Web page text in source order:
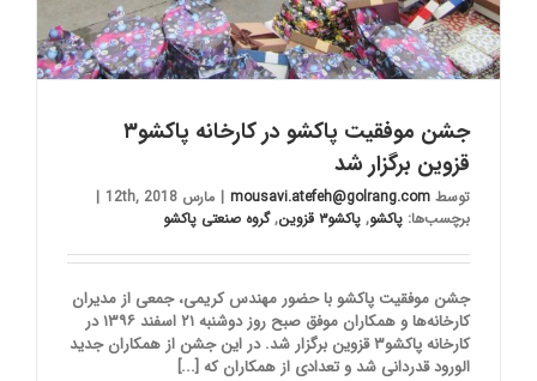
جشن موفقیت پاکشو در کارخانه پاکشو۳
قزوین برگزار شد
توسط mousavi.atefeh@golrang.com
| مارس 12th, 2018
|
برچسب‌ها: پاکشو, پاکشو۳ قزوین ,گروه صنعتی پاکشو
جشن موفقیت پاکشو با حضور مهندس کریمی، جمعی از مدیران
کارخانه‌ها و همکاران موفق صبح روز دوشنبه ۲۱ اسفند ۱۳۹۶ در
کارخانه پاکشو۳ قزوین برگزار شد. در این جشن از همکاران جدید
الورود قدردانی شد و تعدادی از همکاران که [...]